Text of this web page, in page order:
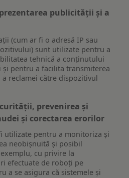
publicității și a
(cum ar fi o adresă IP sau
sunt utilizate pentru a
tehnică a conținutului
și pentru a facilita transmiterea
reclamei către dispozitivul
prevenirea și
și corectarea erorilor
utilizate pentru a monitoriza și
neobișnuită și posibil
cu privire la
efectuate de roboți pe
a se asigura că sistemele și